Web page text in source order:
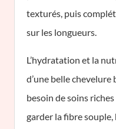
texturés, puis
sur les longueurs.
L’hydratation et la
d’une belle
besoin de soins
garder la fibre